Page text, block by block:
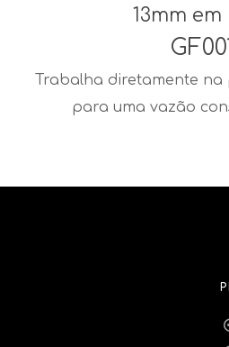
13mm
Trabalha diretamente
para uma vazão